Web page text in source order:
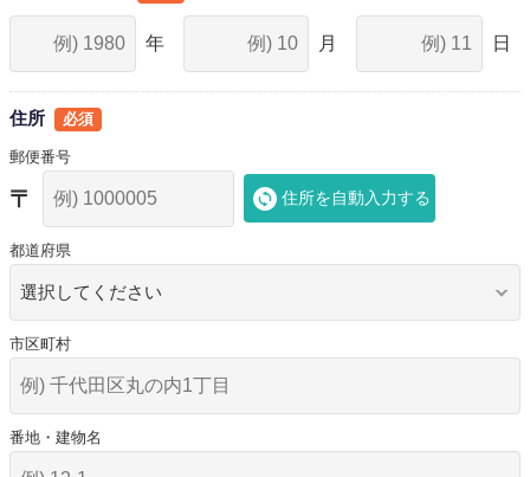
住所
郵便番号
住所を自動入力する
都道府県
市区町村
番地・建物名